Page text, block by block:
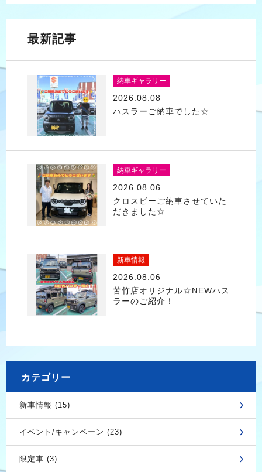
最新記事
納車ギャラリー
2026.08.08
ハスラーご納車でした☆
納車ギャラリー
2026.08.06
クロスビーご納車させていた
だきました☆
新車情報
2026.08.06
苦竹店オリジナル☆NEWハス
ラーのご紹介！
カテゴリー
新車情報 (15)
イベント/キャンペーン (23)
限定車 (3)